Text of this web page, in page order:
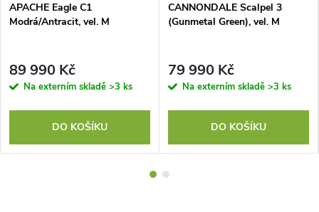
APACHE Eagle C1
Modrá/Antracit, vel. M
89 990 Kč
Na externím skladě >3 ks
DO KOŠÍKU
CANNONDALE Scalpel 3
(Gunmetal Green), vel. M
79 990 Kč
Na externím skladě >3 ks
DO KOŠÍKU